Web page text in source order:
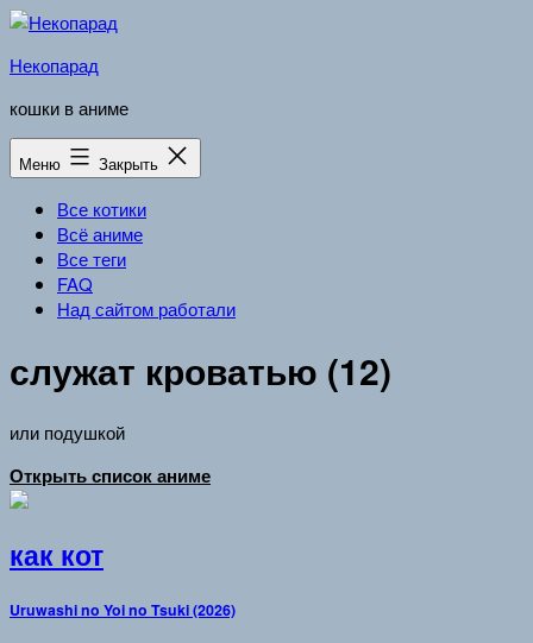
Перейти
содержимому
Некопарад
кошки в аниме
Меню Закрыть
Все котики
Всё аниме
Все теги
FAQ
Над сайтом работали
служат кроватью (12)
или подушкой
Открыть список аниме
как кот
Uruwashi no Yoi no Tsuki (2026)